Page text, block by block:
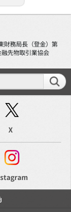
融先物取引業協会
X